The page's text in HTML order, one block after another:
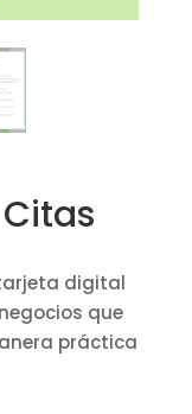
digital
que
práctica